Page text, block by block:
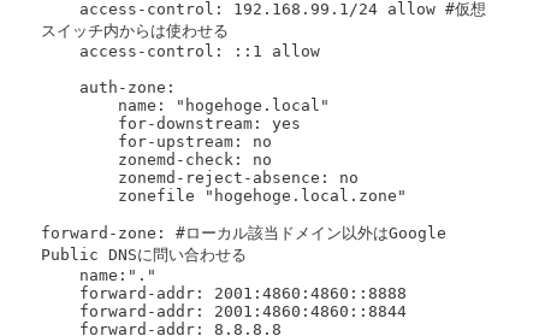
スイッチ内からは使わせる
forward-zone: #ローカル該当ドメイン以外はGoogle
Public DNSに問い合わせる